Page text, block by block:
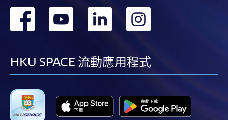
轉
facebook
轉
youtube
轉
linkedin
HKU SPACE 流動應用程式